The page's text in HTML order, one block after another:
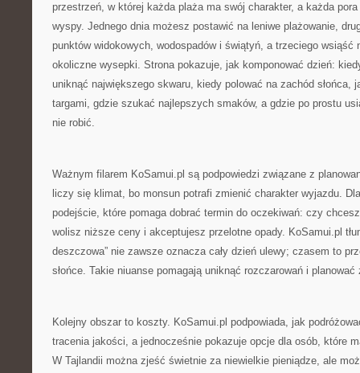
przestrzeń, w której każda plaża ma swój charakter, a każda pora
wyspy. Jednego dnia możesz postawić na leniwe plażowanie,
punktów widokowych, wodospadów i świątyń, a trzeciego wsiąść
okoliczne wysepki. Strona pokazuje, jak komponować dzień:
uniknąć największego skwaru, kiedy polować na zachód słońca,
targami, gdzie szukać najlepszych smaków, a gdzie po prostu
nie robić.
Ważnym filarem KoSamui.pl są podpowiedzi związane z
liczy się klimat, bo monsun potrafi zmienić charakter wyjazdu.
podejście, które pomaga dobrać termin do oczekiwań: czy
wolisz niższe ceny i akceptujesz przelotne opady. KoSamui.pl
deszczowa” nie zawsze oznacza cały dzień ulewy; czasem to
słońce. Takie niuanse pomagają uniknąć rozczarowań i planować
Kolejny obszar to koszty. KoSamui.pl podpowiada, jak
tracenia jakości, a jednocześnie pokazuje opcje dla osób, które
W Tajlandii można zjeść świetnie za niewielkie pieniądze, ale